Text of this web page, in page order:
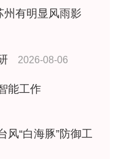
州有明显风雨影
2026-08-06
能工作
风“白海豚”防御工